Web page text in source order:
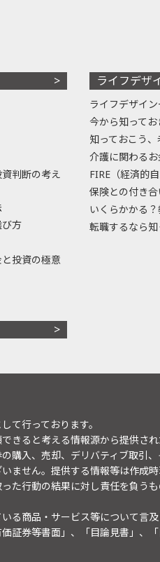
判断の考え
び方
投資の極意
ライフデザ
ライフデザイ
今から知って
知っておこう
介護に関わる
FIRE（経済的
保険との付き
いくらかかる
転職するなら知
て行っております。
きると考える情報源から提供さ
購入、売却、デリバティブ取引
ません。提供する情報等は作成
た行動の結果に対し責任を負う
る商品・サービス等について言
価証券等書面」、「目論見書」、